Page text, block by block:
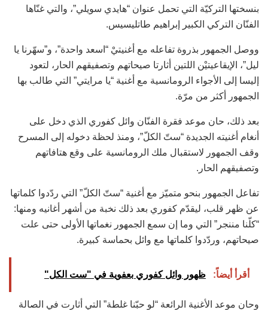
بنسختها التركيّة التي تحمل عنوان “هايدي سويلي”، والتي غنّاها
الفنّان التركي الكبير إبراهيم طاتليسيس.
ووصل الجمهور بذروة تفاعله مع أغنيتيْ “اسعد واحدة”، و”سهّرنا يا
ليل”، الإيقاعيتيْن اللتين أثارتا صيحاتهم وتصفيقهم الحار، لتعود
إليسا إلى الأجواء الرومانسية مع أغنية “يا مرايتي” التي طالب بها
الجمهور أكثر من مرّة.
بعد ذلك، حان موعد فقرة الفنّان وائل كفوري الذي دخل على
أنغام أغنيته الجديدة “ستّ الكلّ”، ومنذ لحظة دخوله إلى المسرح
وقف الجمهور لاستقبال ملك الرومانسية على وقع هتافاتهم
وتصفيقهم الحار.
تفاعل الجمهور بنحو متميّز مع أغنية “ستّ الكلّ” التي ردّدوا كلماتها
عن ظهر قلب، ليقدّم كفوري بعد ذلك نخبة من أشهر أغانيه ومنها:
“كلّنا مننجر” التي وما إن سمع الجمهور نغماتها الأولى حتى علت
صيحاتهم، وردّدوا كلماتها مع وائل بحماسة كبيرة.
أقرأ أيضاً: ظهور وائل كفوري بعفوية في "ست الكل"
وحان موعد الأغنية الرائعة “لو حبّنا غلطة” التي أثارت في الصالة